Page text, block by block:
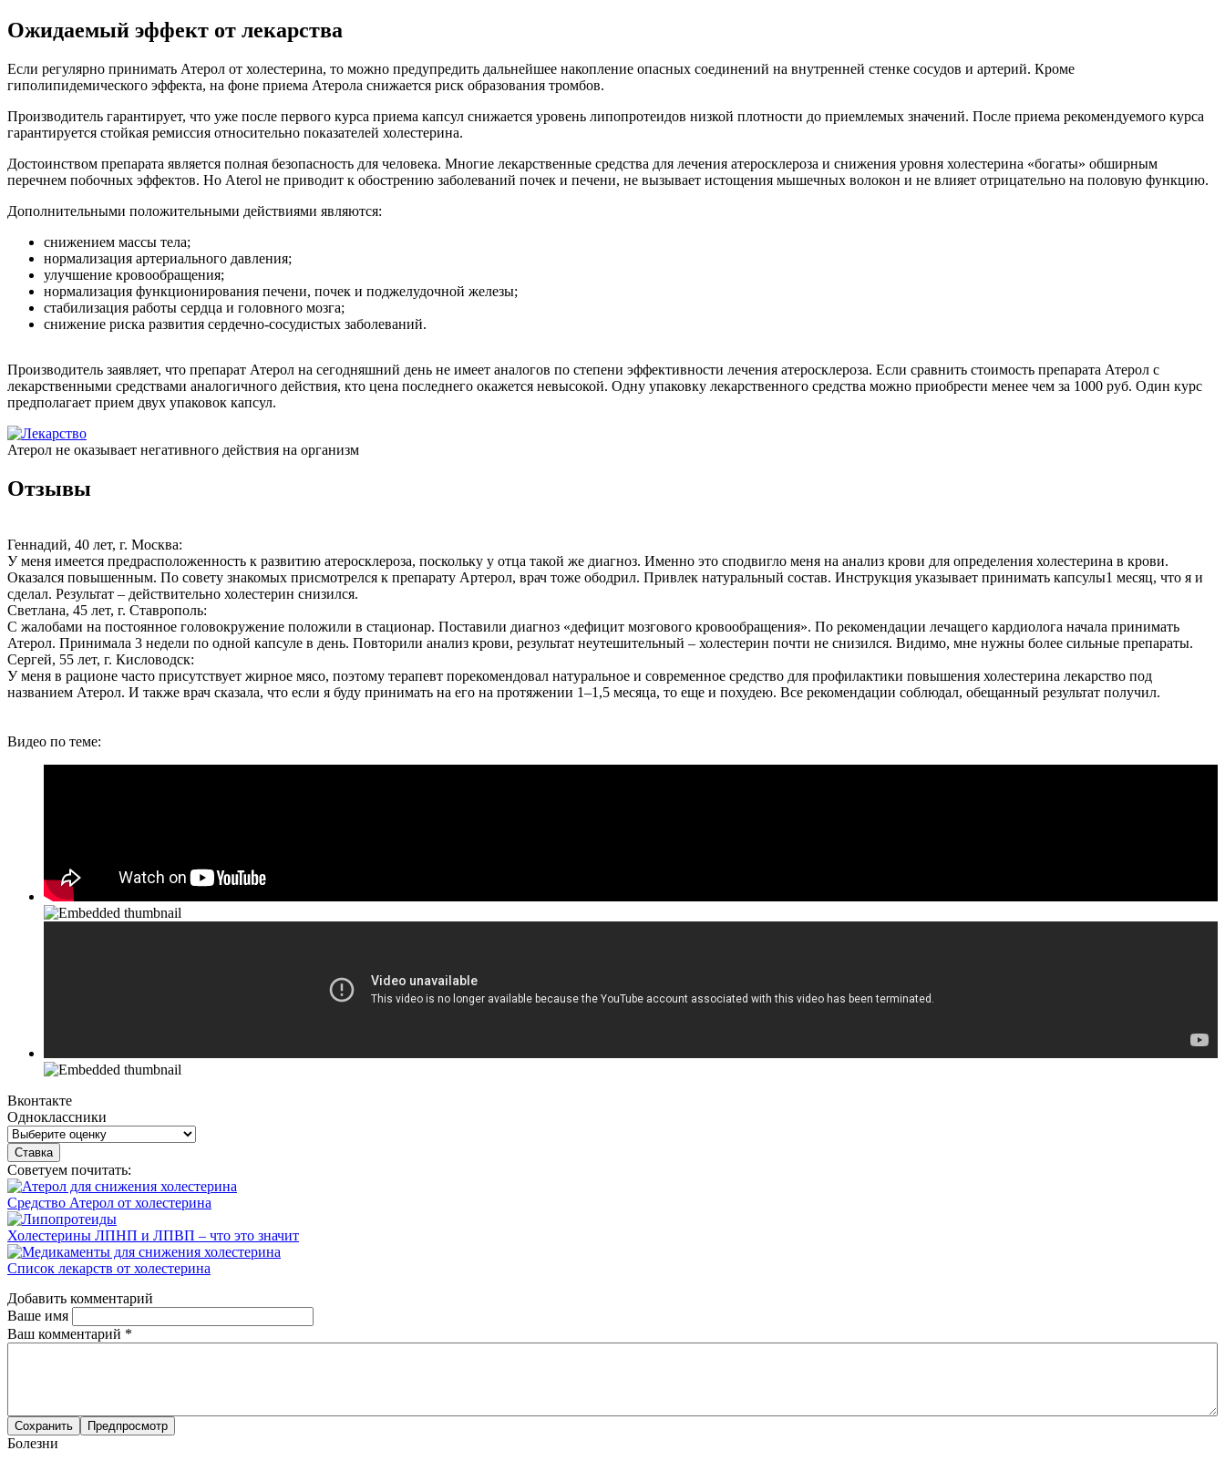
Ожидаемый эффект от лекарства
Если регулярно принимать Атерол от холестерина, то можно предупредить дальнейшее накопление опасных соединений на внутренней стенке сосудов и артерий. Кроме
гиполипидемического эффекта, на фоне приема Атерола снижается риск образования тромбов.
Производитель гарантирует, что уже после первого курса приема капсул снижается уровень липопротеидов низкой плотности до приемлемых значений. После приема рекомендуемого курса
гарантируется стойкая ремиссия относительно показателей холестерина.
Достоинством препарата является полная безопасность для человека. Многие лекарственные средства для лечения атеросклероза и снижения уровня холестерина «богаты» обширным
перечнем побочных эффектов. Но Aterol не приводит к обострению заболеваний почек и печени, не вызывает истощения мышечных волокон и не влияет отрицательно на половую функцию.
Дополнительными положительными действиями являются:
снижением массы тела;
нормализация артериального давления;
улучшение кровообращения;
нормализация функционирования печени, почек и поджелудочной железы;
стабилизация работы сердца и головного мозга;
снижение риска развития сердечно-сосудистых заболеваний.
Производитель заявляет, что препарат Атерол на сегодняшний день не имеет аналогов по степени эффективности лечения атеросклероза. Если сравнить стоимость препарата Атерол с
лекарственными средствами аналогичного действия, кто цена последнего окажется невысокой. Одну упаковку лекарственного средства можно приобрести менее чем за 1000 руб. Один курс
предполагает прием двух упаковок капсул.
Атерол не оказывает негативного действия на организм
Отзывы
Геннадий, 40 лет, г. Москва:
У меня имеется предрасположенность к развитию атеросклероза, поскольку у отца такой же диагноз. Именно это сподвигло меня на анализ крови для определения холестерина в крови.
Оказался повышенным. По совету знакомых присмотрелся к препарату Артерол, врач тоже ободрил. Привлек натуральный состав. Инструкция указывает принимать капсулы1 месяц, что я и
сделал. Результат – действительно холестерин снизился.
Светлана, 45 лет, г. Ставрополь:
С жалобами на постоянное головокружение положили в стационар. Поставили диагноз «дефицит мозгового кровообращения». По рекомендации лечащего кардиолога начала принимать
Атерол. Принимала 3 недели по одной капсуле в день. Повторили анализ крови, результат неутешительный – холестерин почти не снизился. Видимо, мне нужны более сильные препараты.
Сергей, 55 лет, г. Кисловодск:
У меня в рационе часто присутствует жирное мясо, поэтому терапевт порекомендовал натуральное и современное средство для профилактики повышения холестерина лекарство под
названием Атерол. И также врач сказала, что если я буду принимать на его на протяжении 1–1,5 месяца, то еще и похудею. Все рекомендации соблюдал, обещанный результат получил.
Видео по теме:
Вконтакте
Одноклассники
Советуем почитать:
Средство Атерол от холестерина
Холестерины ЛПНП и ЛПВП – что это значит
Список лекарств от холестерина
Добавить комментарий
Ваше имя
Ваш комментарий *
Болезни